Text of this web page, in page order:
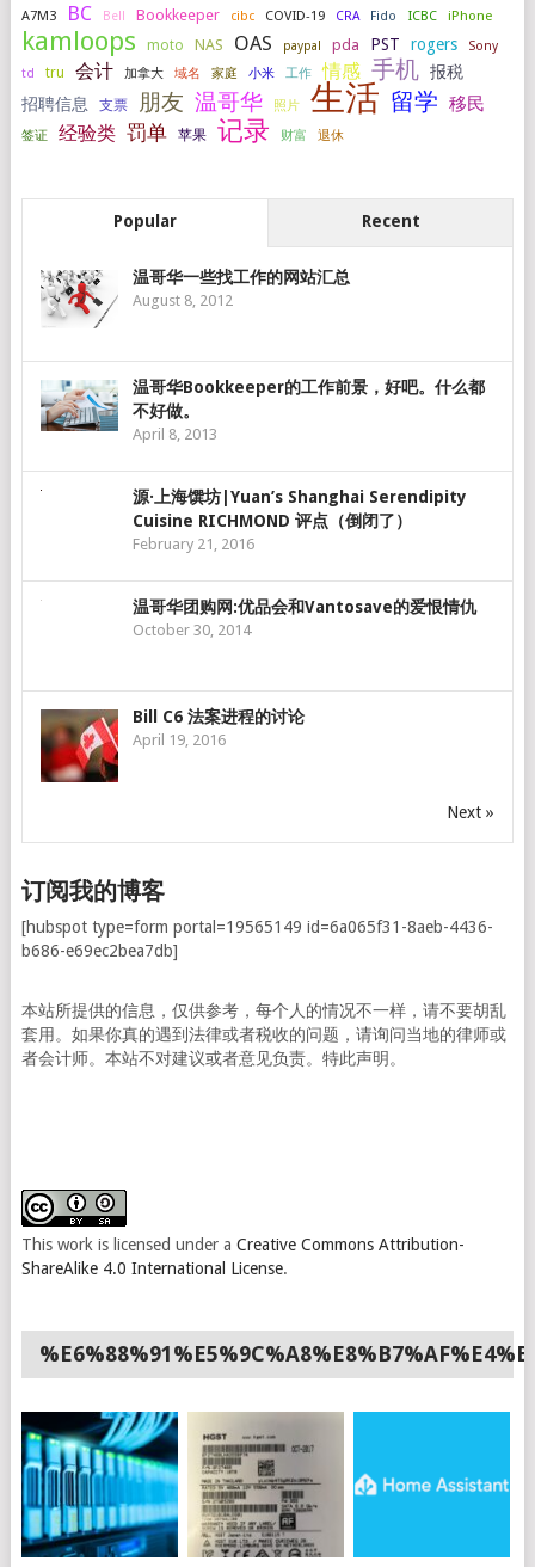
A7M3 BC Bell Bookkeeper cibc COVID-19 CRA Fido ICBC iPhone
kamloops moto NAS OAS paypal pda PST rogers
Sony
td
tru 会计 加拿大 域名 家庭 小米 工作 情感 手机 报税
招聘信息
支票 朋友 温哥华 照片 生活 留学 移民
签证 经验类 罚单 苹果 记录 财富 退休
Popular Recent
温哥华一些找工作的网站汇总
August 8, 2012
温哥华Bookkeeper的工作前景，好吧。什么都
不好做。
April 8, 2013
源·上海馔坊|Yuan’s Shanghai Serendipity
Cuisine RICHMOND 评点（倒闭了）
February 21, 2016
温哥华团购网:优品会和Vantosave的爱恨情仇
October 30, 2014
Bill C6 法案进程的讨论
April 19, 2016
Next »
订阅我的博客
[hubspot type=form portal=19565149 id=6a065f31-8aeb-4436-
b686-e69ec2bea7db]
本站所提供的信息，仅供参考，每个人的情况不一样，请不要胡乱
套用。如果你真的遇到法律或者税收的问题，请询问当地的律师或
者会计师。本站不对建议或者意见负责。特此声明。
This work is licensed under a Creative Commons Attribution-
ShareAlike 4.0 International License.